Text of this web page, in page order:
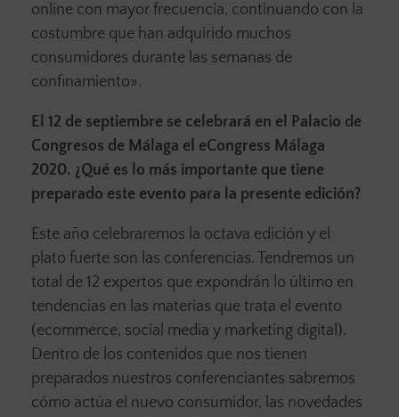
online con mayor frecuencia, continuando con la
costumbre que han adquirido muchos
consumidores durante las semanas de
confinamiento».
El 12 de septiembre se celebrará en el Palacio de
Congresos de Málaga el eCongress Málaga
2020. ¿Qué es lo más importante que tiene
preparado este evento para la presente edición?
Este año celebraremos la octava edición y el
plato fuerte son las conferencias. Tendremos un
total de 12 expertos que expondrán lo último en
tendencias en las materias que trata el evento
(ecommerce, social media y marketing digital).
Dentro de los contenidos que nos tienen
preparados nuestros conferenciantes sabremos
cómo actúa el nuevo consumidor, las novedades